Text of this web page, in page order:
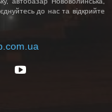
до нас та відкрийте